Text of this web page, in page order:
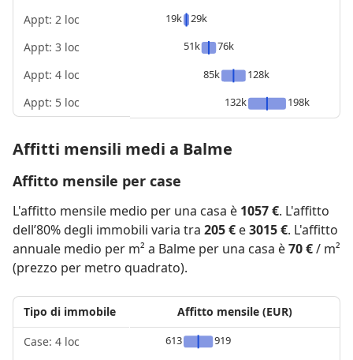
Appt: 2 loc
Appt: 3 loc
Appt: 4 loc
Appt: 5 loc
19k
29k
51k
76k
85k
128k
132k
198k
Affitti mensili medi a Balme
Affitto mensile per case
L'affitto mensile medio per una casa è 1057 €. L'affitto
dell’80% degli immobili varia tra 205 € e3015 €. L'affitto
annuale medio per m² a Balme per una casa è70 €/ m²
(prezzo per metro quadrato).
Tipo di immobile
Case: 4 loc
Affitto mensile (EUR)
613
919